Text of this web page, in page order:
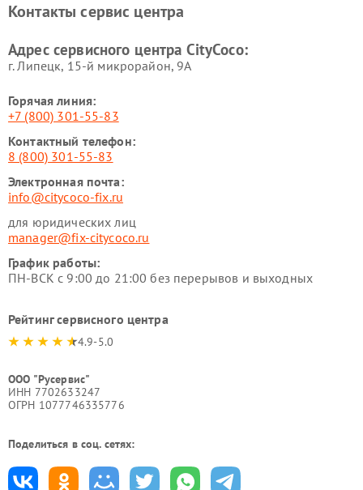
Контакты сервис центра
Адрес сервисного центра CityCoco:
г. Липецк, 15-й микрорайон, 9А
Горячая линия:
+7 (800) 301-55-83
Контактный телефон:
8 (800) 301-55-83
Электронная почта:
info@citycoco-fix.ru
для юридических лиц
manager@fix-citycoco.ru
График работы:
ПН-ВСК с 9:00 до 21:00 без перерывов и выходных
Рейтинг сервисного центра
4.9-5.0
ООО "Русервис"
ИНН 7702633247
ОГРН 1077746335776
Поделиться в соц. сетях: